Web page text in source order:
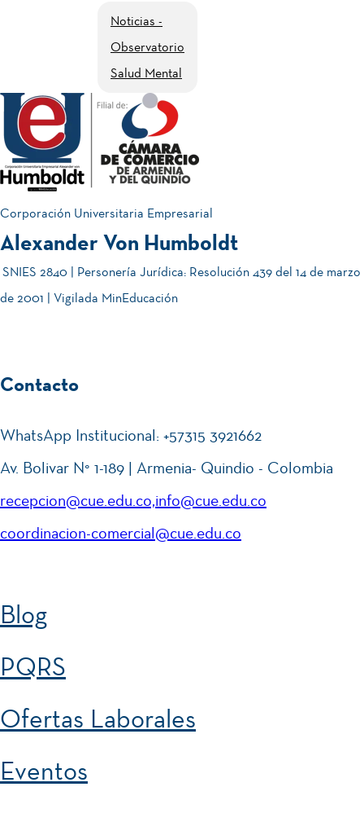
Noticias -
Observatorio
Salud Mental
Corporación Universitaria Empresarial
Alexander Von Humboldt
SNIES 2840 | Personería Jurídica: Resolución 439 del 14 de marzo
de 2001 | Vigilada MinEducación
Contacto
WhatsApp Institucional: +57315 3921662
Av. Bolivar N° 1-189 | Armenia- Quindio - Colombia
recepcion@cue.edu.co,info@cue.edu.co
coordinacion-comercial@cue.edu.co
Blog
PQRS
Ofertas Laborales
Eventos